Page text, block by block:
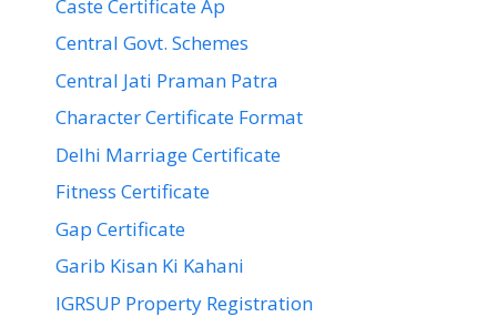
Caste Certificate Ap
Central Govt. Schemes
Central Jati Praman Patra
Character Certificate Format
Delhi Marriage Certificate
Fitness Certificate
Gap Certificate
Garib Kisan Ki Kahani
IGRSUP Property Registration